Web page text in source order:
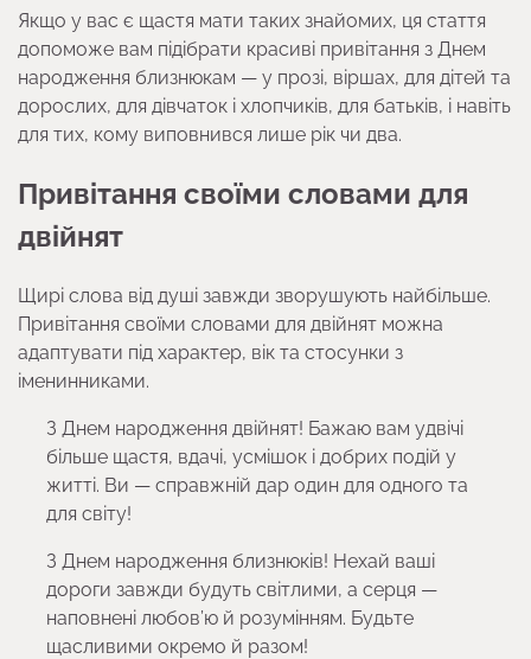
Якщо у вас є щастя мати таких знайомих, ця стаття
допоможе вам підібрати красиві привітання з Днем
народження близнюкам — у прозі, віршах, для дітей та
дорослих, для дівчаток і хлопчиків, для батьків, і навіть
для тих, кому виповнився лише рік чи два.
Привітання своїми словами для
двійнят
Щирі слова від душі завжди зворушують найбільше.
Привітання своїми словами для двійнят можна
адаптувати під характер, вік та стосунки з
іменинниками.
З Днем народження двійнят! Бажаю вам удвічі
більше щастя, вдачі, усмішок і добрих подій у
житті. Ви — справжній дар один для одного та
для світу!
З Днем народження близнюків! Нехай ваші
дороги завжди будуть світлими, а серця —
наповнені любов’ю й розумінням. Будьте
щасливими окремо й разом!